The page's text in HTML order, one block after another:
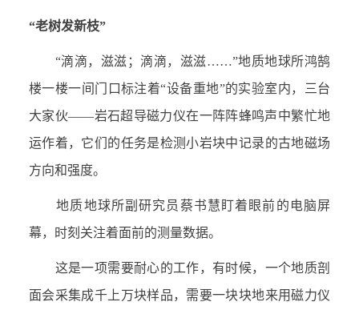
“老树发新枝”
“滴滴，滋滋；滴滴，滋滋……”地质地球所鸿鹄
楼一楼一间门口标注着“设备重地”的实验室内，三台
大家伙——岩石超导磁力仪在一阵阵蜂鸣声中繁忙地
运作着，它们的任务是检测小岩块中记录的古地磁场
方向和强度。
地质地球所副研究员蔡书慧盯着眼前的电脑屏
幕，时刻关注着面前的测量数据。
这是一项需要耐心的工作，有时候，一个地质剖
面会采集成千上万块样品，需要一块块地来用磁力仪